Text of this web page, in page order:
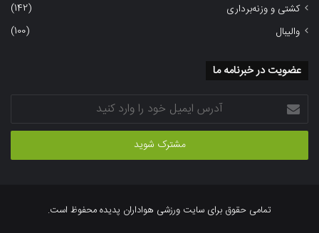
کشتی و وزنه‌برداری
(142)
والیبال
(100)
عضویت در خبرنامه ما
آدرس
ایمیل
خود
وارد
تمامی حقوق برای سایت ورزشی هواداران پدیده محفوظ است.